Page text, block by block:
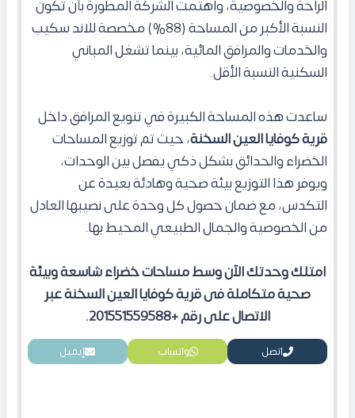
الراحة والخصوصية، واهتمت الشركة المطورة بأن تكون
النسبة الأكبر من المساحة (88%) مخصصة للاند سكيب
والخدمات والمرافق المائية، بينما تشغل المباني
السكنية النسبة الأقل.
ساعدت هذه المساحة الكبيرة في تنويع المرافق داخل
قرية كوفايا العين السخنة، حيث تم توزيع المساحات
الخضراء والحدائق بشكل ذكي يفصل بين الوحدات،
ويوفر هذا التوزيع بيئة صحية وهادئة بعيدة عن
التكدس، مع ضمان حصول كل وحدة على نصيبها العادل
من الخصوصية والجمال الطبيعي المحيط بها.
امتلك وحدتك الآن وسط مساحات خضراء شاسعة وبيئة
صحية متكاملة فى قرية كوفايا العين السخنة عبر
الاتصال على رقم +201551559588.
اتصل واتساب إيميل